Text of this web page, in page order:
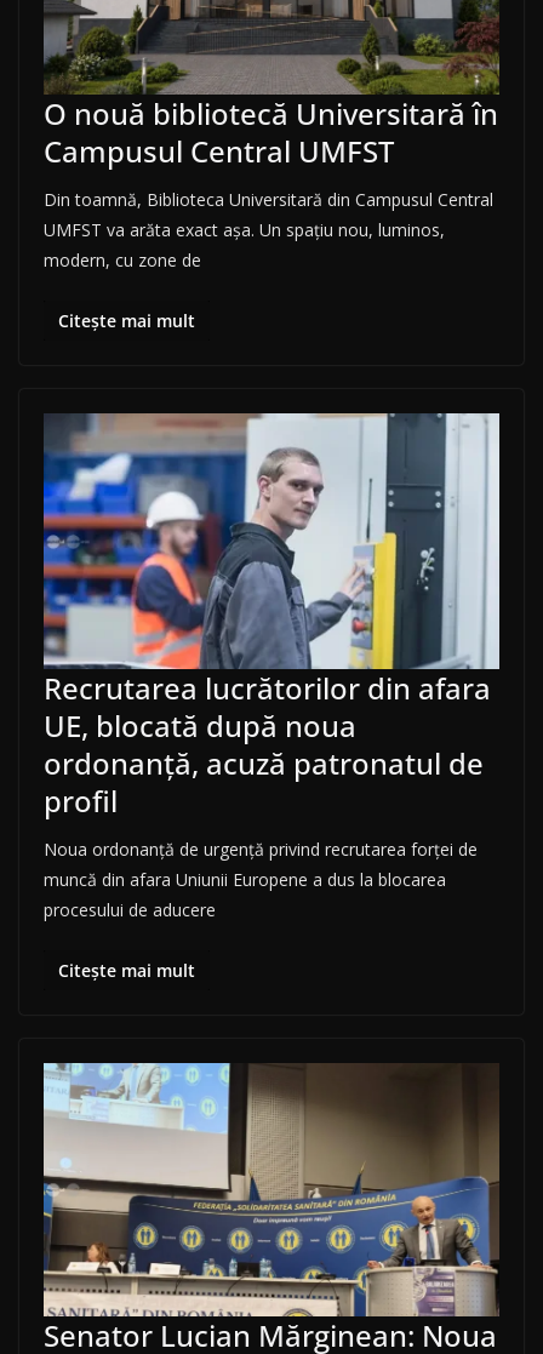
O nouă bibliotecă Universitară în
Campusul Central UMFST
Din toamnă, Biblioteca Universitară din Campusul Central
UMFST va arăta exact așa. Un spațiu nou, luminos,
modern, cu zone de
Citește mai mult
Recrutarea lucrătorilor din afara
UE, blocată după noua
ordonanță, acuză patronatul de
profil
Noua ordonanță de urgență privind recrutarea forței de
muncă din afara Uniunii Europene a dus la blocarea
procesului de aducere
Citește mai mult
Senator Lucian Mărginean: Noua